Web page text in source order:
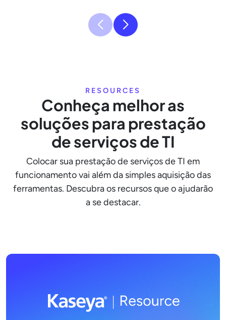
RESOURCES
Conheça melhor as
soluções para prestação
de serviços de TI
Colocar sua prestação de serviços de TI em
funcionamento vai além da simples aquisição das
ferramentas. Descubra os recursos que o ajudarão
a se destacar.